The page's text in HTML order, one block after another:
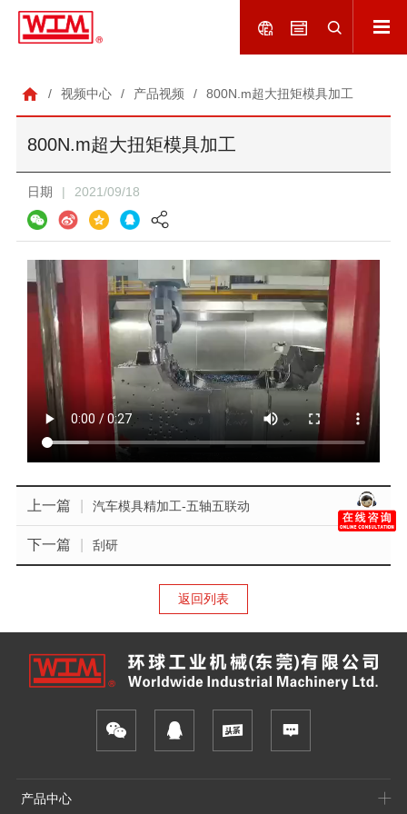
/ 视频中心 / 产品视频 / 800N.m超大扭矩模具加工
800N.m超大扭矩模具加工
日期 | 2021/09/18
上一篇 汽车模具精加工-五轴五联动
下一篇 刮研
返回列表
产品中心